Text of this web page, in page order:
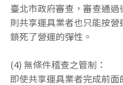
臺北市政府審查，審查通
則共享運具業者也只能按
鎖死了營運的彈性。
(4) 無條件稽查之管制：
即使共享運具業者完成前